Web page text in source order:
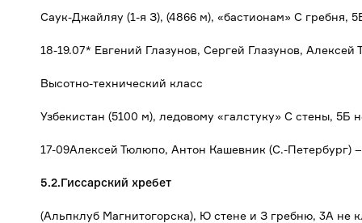
Саук-Джайляу (1-я З), (4866 м), «бастионам» С гребня,
18-19.07* Евгений Глазунов, Сергей Глазунов,
Высотно-технический класс
Узбекистан (5100 м), ледовому «галстуку» С стены, 5Б
17-09Алексей Тюлюпо, Антон Кашевник (С.-Петербург)
5.2.Гиссарский хребет
(Альпклуб Магнитогорска), Ю стене и З гребню, 3А не